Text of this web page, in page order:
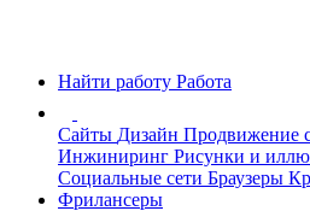
Найти работу Работа
Сайты Дизайн Продвижение
Инжиниринг Рисунки и
Социальные сети Браузеры
Фрилансеры